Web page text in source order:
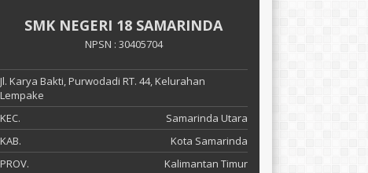
SMK NEGERI 18 SAMARINDA
NPSN : 30405704
Jl. Karya Bakti, Purwodadi RT. 44, Kelurahan
Lempake
KEC.
Samarinda Utara
KAB.
Kota Samarinda
PROV.
Kalimantan Timur